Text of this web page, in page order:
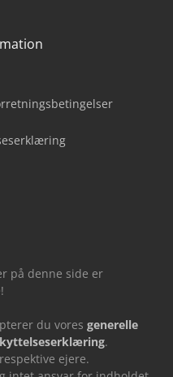
på denne side er
du vores generelle
.
ejere.